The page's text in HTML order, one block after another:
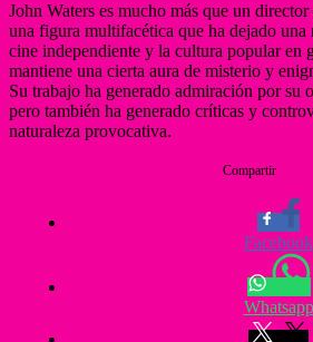
John Waters es mucho más que un
una figura multifacética que ha dejado una
cine independiente y la cultura popular en
mantiene una cierta aura de misterio y
Su trabajo ha generado admiración por su
pero también ha generado críticas y
naturaleza provocativa.
Compartir
Facebook
Whatsapp